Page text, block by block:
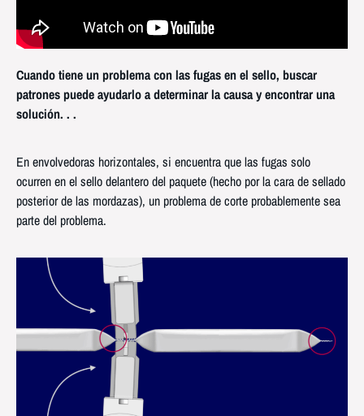
Cuando tiene un problema con las fugas en el sello, buscar
patrones puede ayudarlo a determinar la causa y encontrar una
solución. . .
En envolvedoras horizontales, si encuentra que las fugas solo
ocurren en el sello delantero del paquete (hecho por la cara de sellado
posterior de las mordazas), un problema de corte probablemente sea
parte del problema.